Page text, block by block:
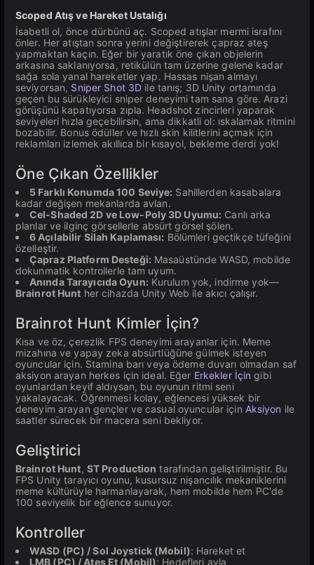
Scoped Atış ve Hareket Ustalığı
İsabetli ol, önce dürbünü aç. Scoped atışlar mermi israfını
önler. Her atıştan sonra yerini değiştirerek çapraz ateş
yapmaktan kaçın. Eğer bir yaratık öne çıkan objelerin
arkasına saklanıyorsa, retikülün tam üzerine gelene kadar
sağa sola yanal hareketler yap. Hassas nişan almayı
seviyorsan, Sniper Shot 3D ile tanış; 3D Unity ortamında
geçen bu sürükleyici sniper deneyimi tam sana göre. Arazi
görüşünü kapatıyorsa zıpla. Headshot zincirleri yaparak
seviyeleri hızla geçebilirsin, ama dikkatli ol: ıskalamak ritmini
bozabilir. Bonus ödüller ve hızlı skin kilitlerini açmak için
reklamları izlemek akıllıca bir kısayol, bekleme derdi yok!
Öne Çıkan Özellikler
5 Farklı Konumda 100 Seviye: Sahillerden kasabalara
kadar değişen mekanlarda avlan.
Cel-Shaded 2D ve Low-Poly 3D Uyumu: Canlı arka
planlar ve ilginç görsellerle absürt görsel şölen.
6 Açılabilir Silah Kaplaması: Bölümleri geçtikçe tüfeğini
özelleştir.
Çapraz Platform Desteği: Masaüstünde WASD, mobilde
dokunmatik kontrollerle tam uyum.
Anında Tarayıcıda Oyun: Kurulum yok, indirme yok—
Brainrot Hunt her cihazda Unity Web ile akıcı çalışır.
Brainrot Hunt Kimler İçin?
Kısa ve öz, çerezlik FPS deneyimi arayanlar için. Meme
mizahına ve yapay zeka absürtlüğüne gülmek isteyen
oyuncular için. Stamina barı veya ödeme duvarı olmadan saf
aksiyon arayan herkes için ideal. Eğer Erkekler İçin gibi
oyunlardan keyif aldıysan, bu oyunun ritmi seni
yakalayacak. Öğrenmesi kolay, eğlencesi yüksek bir
deneyim arayan gençler ve casual oyuncular için Aksiyon ile
saatler sürecek bir macera seni bekliyor.
Geliştirici
Brainrot Hunt, ST Production tarafından geliştirilmiştir. Bu
FPS Unity tarayıcı oyunu, kusursuz nişancılık mekaniklerini
meme kültürüyle harmanlayarak, hem mobilde hem PC'de
100 seviyelik bir eğlence sunuyor.
Kontroller
WASD (PC) / Sol Joystick (Mobil): Hareket et
LMB (PC) / Ateş Et (Mobil): Hedefleri avla